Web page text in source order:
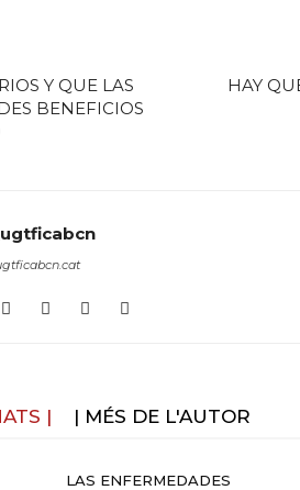
Y QUE LAS
BENEFICIOS
HAY
| | MÉS DE L'AUTOR
LAS ENFERMEDADES